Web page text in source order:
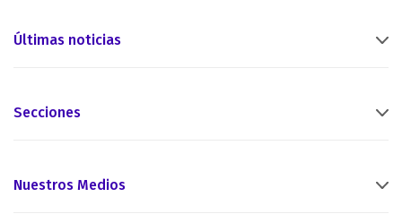
Últimas noticias
Secciones
Nuestros Medios